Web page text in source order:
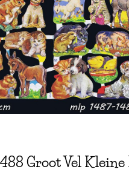
Groot Vel